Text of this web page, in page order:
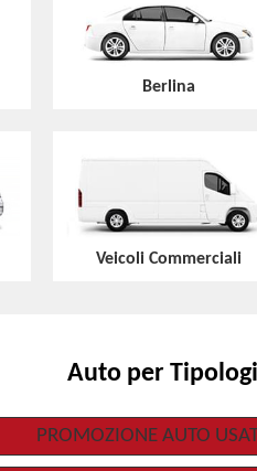
Berlina
Veicoli Commerciali
Auto per
PROMOZIONE AUTO